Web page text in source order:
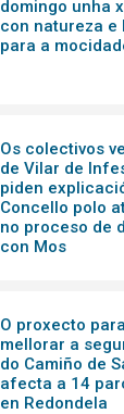
domingo unha
con natureza e
para a
Os colectivos
de Vilar de
piden
Concello polo
no proceso de
con Mos
O proxecto para
mellorar a
do Camiño de
afecta a 14
en Redondela